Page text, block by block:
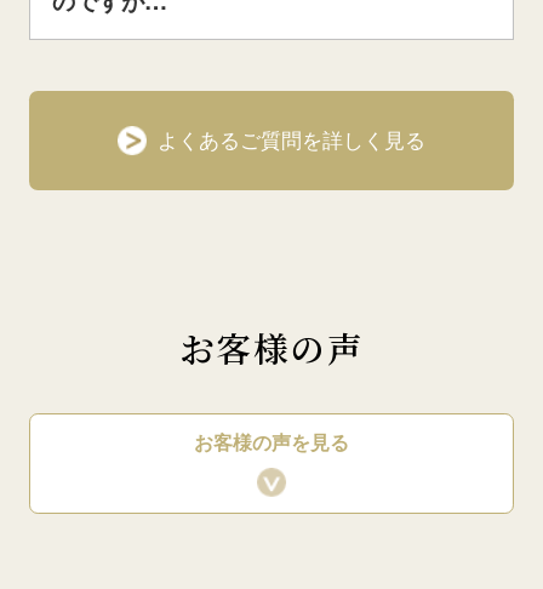
よくあるご質問を詳しく見る
お客様の声
お客様の声を見る